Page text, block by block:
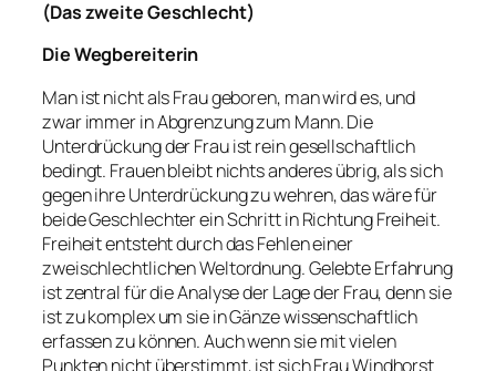
(Das zweite Geschlecht)
Die Wegbereiterin
Man ist nicht als Frau geboren, man wird es, und
zwar immer in Abgrenzung zum Mann. Die
Unterdrückung der Frau ist rein gesellschaftlich
bedingt. Frauen bleibt nichts anderes übrig, als sich
gegen ihre Unterdrückung zu wehren, das wäre für
beide Geschlechter ein Schritt in Richtung Freiheit.
Freiheit entsteht durch das Fehlen einer
zweischlechtlichen Weltordnung. Gelebte Erfahrung
ist zentral für die Analyse der Lage der Frau, denn sie
ist zu komplex um sie in Gänze wissenschaftlich
erfassen zu können. Auch wenn sie mit vielen
Punkten nicht überstimmt, ist sich Frau Windhorst